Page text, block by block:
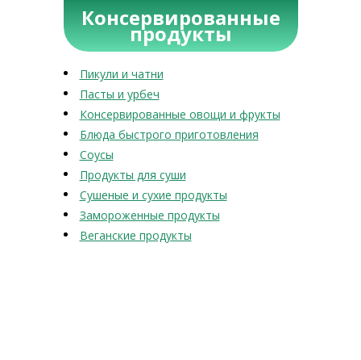
Консервированные
продукты
Пикули и чатни
Пасты и урбеч
Консервированные овощи и фрукты
Блюда быстрого приготовления
Соусы
Продукты для суши
Сушеные и сухие продукты
Замороженные продукты
Веганские продукты